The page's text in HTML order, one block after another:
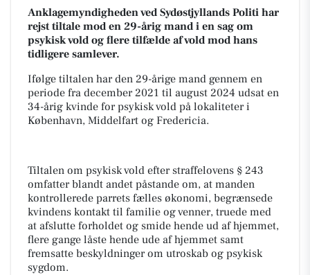
Anklagemyndigheden ved Sydøstjyllands Politi har
rejst tiltale mod en 29-årig mand i en sag om
psykisk vold og flere tilfælde af vold mod hans
tidligere samlever.
Ifølge tiltalen har den 29-årige mand gennem en
periode fra december 2021 til august 2024 udsat en
34-årig kvinde for psykisk vold på lokaliteter i
København, Middelfart og Fredericia.
Tiltalen om psykisk vold efter straffelovens § 243
omfatter blandt andet påstande om, at manden
kontrollerede parrets fælles økonomi, begrænsede
kvindens kontakt til familie og venner, truede med
at afslutte forholdet og smide hende ud af hjemmet,
flere gange låste hende ude af hjemmet samt
fremsatte beskyldninger om utroskab og psykisk
sygdom.